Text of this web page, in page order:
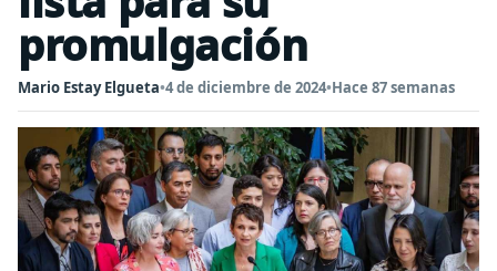
promulgación
Mario Estay Elgueta•4 de diciembre de 2024•Hace 87 semanas